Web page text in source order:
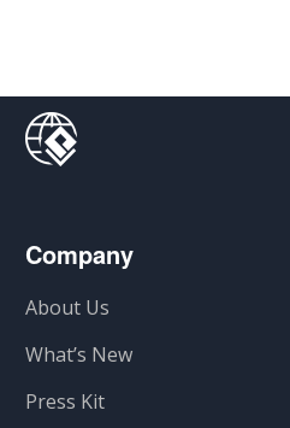
Company
About Us
What’s New
Press Kit